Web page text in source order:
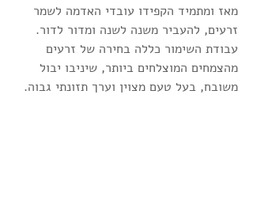
מאז ומתמיד הקפידו עובדי האדמה לשמר
זרעים, להעביר משנה לשנה ומדור לדור.
עבודת השימור כללה בחירה של זרעים
מהצמחים המוצלחים ביותר, שיניבו יבול
משובח, בעל טעם מצוין וערך תזונתי גבוה.